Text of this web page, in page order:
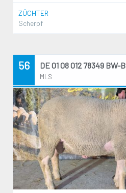
ZÜCHTER
Scherpf
56 DE 01 08 012 78349 BW-B
MLS